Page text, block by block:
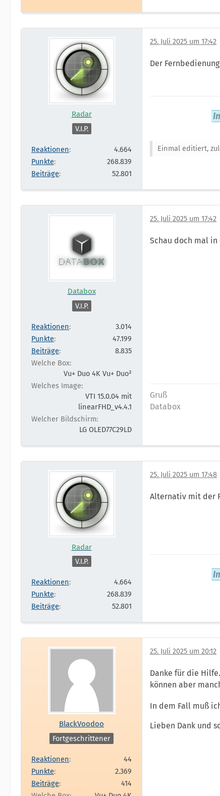
Radar
V.I.P.
Reaktionen
4.664
Punkte
268.839
Beiträge
52.801
25. Juli 2025 um 17:42
Der
Einmal editiert,
Databox
V.I.P.
Reaktionen
3.014
Punkte
47.199
Beiträge
8.835
Welche Box
Vu+ Duo 4K Vu+ Duo²
Welches Image
VTI 15.0.04 mit
linearFHD_v4.4.1
Welcher Bildschirm
LG OLED77C29LD
25. Juli 2025 um 17:42
Schau doch mal
Gruß
Databox
Radar
V.I.P.
Reaktionen
4.664
Punkte
268.839
Beiträge
52.801
25. Juli 2025 um 17:48
Alternativ mit der
BlackVoodoo
Fortgeschrittener
Reaktionen
44
Punkte
2.369
Beiträge
414
25. Juli 2025 um 20:12
Danke für die
können aber
In dem Fall muß
Lieben Dank und